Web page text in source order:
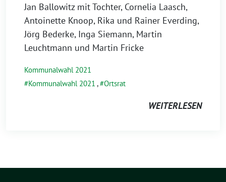
Jan Ballowitz mit Tochter, Cornelia Laasch,
Antoinette Knoop, Rika und Rainer Everding,
Jörg Bederke, Inga Siemann, Martin
Leuchtmann und Martin Fricke
Kommunalwahl 2021
Kommunalwahl 2021 , Ortsrat
WEITERLESEN